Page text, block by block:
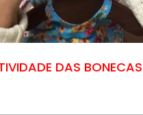
DAS BONECAS